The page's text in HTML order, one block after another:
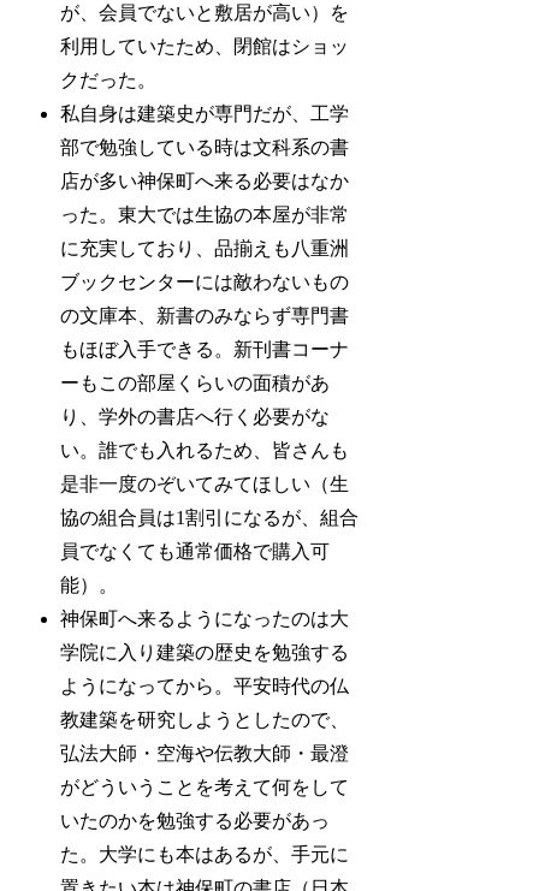
が、会員でないと敷居が高い）を
利用していたため、閉館はショッ
クだった。
私自身は建築史が専門だが、工学
部で勉強している時は文科系の書
店が多い神保町へ来る必要はなか
った。東大では生協の本屋が非常
に充実しており、品揃えも八重洲
ブックセンターには敵わないもの
の文庫本、新書のみならず専門書
もほぼ入手できる。新刊書コーナ
ーもこの部屋くらいの面積があ
り、学外の書店へ行く必要がな
い。誰でも入れるため、皆さんも
是非一度のぞいてみてほしい（生
協の組合員は1割引になるが、組合
員でなくても通常価格で購入可
能）。
神保町へ来るようになったのは大
学院に入り建築の歴史を勉強する
ようになってから。平安時代の仏
教建築を研究しようとしたので、
弘法大師・空海や伝教大師・最澄
がどういうことを考えて何をして
いたのかを勉強する必要があっ
た。大学にも本はあるが、手元に